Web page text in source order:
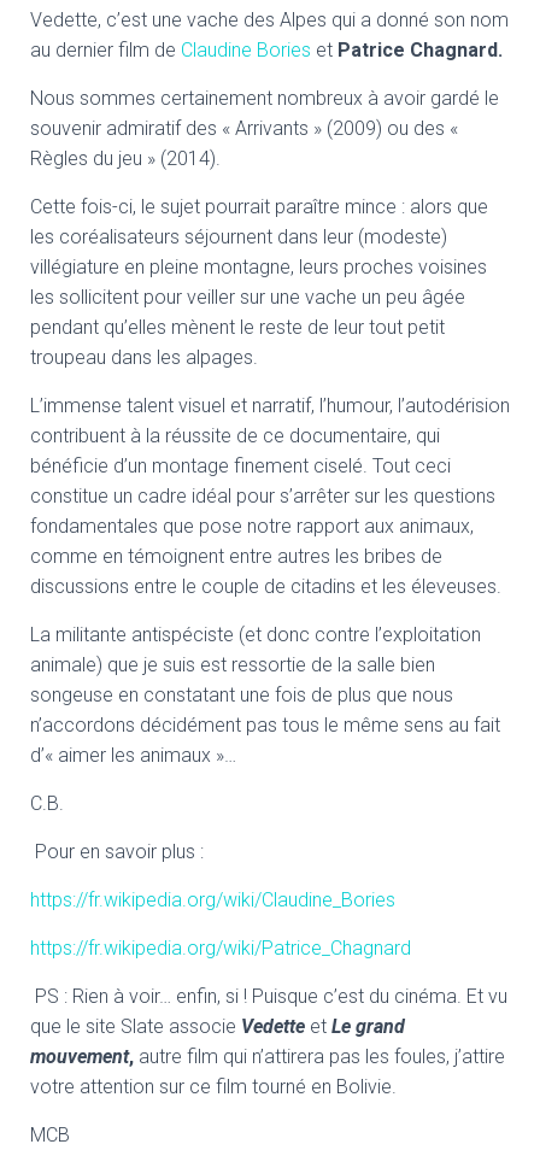
Vedette, c’est une vache des Alpes qui a donné son nom
au dernier film de Claudine Bories et Patrice Chagnard.
Nous sommes certainement nombreux à avoir gardé le
souvenir admiratif des « Arrivants » (2009) ou des «
Règles du jeu » (2014).
Cette fois-ci, le sujet pourrait paraître mince : alors que
les coréalisateurs séjournent dans leur (modeste)
villégiature en pleine montagne, leurs proches voisines
les sollicitent pour veiller sur une vache un peu âgée
pendant qu’elles mènent le reste de leur tout petit
troupeau dans les alpages.
L’immense talent visuel et narratif, l’humour, l’autodérision
contribuent à la réussite de ce documentaire, qui
bénéficie d’un montage finement ciselé. Tout ceci
constitue un cadre idéal pour s’arrêter sur les questions
fondamentales que pose notre rapport aux animaux,
comme en témoignent entre autres les bribes de
discussions entre le couple de citadins et les éleveuses.
La militante antispéciste (et donc contre l’exploitation
animale) que je suis est ressortie de la salle bien
songeuse en constatant une fois de plus que nous
n’accordons décidément pas tous le même sens au fait
d’« aimer les animaux »…
C.B.
Pour en savoir plus :
https://fr.wikipedia.org/wiki/Claudine_Bories
https://fr.wikipedia.org/wiki/Patrice_Chagnard
PS : Rien à voir… enfin, si ! Puisque c’est du cinéma. Et vu
que le site Slate associe Vedette et Le grand
mouvement, autre film qui n’attirera pas les foules, j’attire
votre attention sur ce film tourné en Bolivie.
MCB